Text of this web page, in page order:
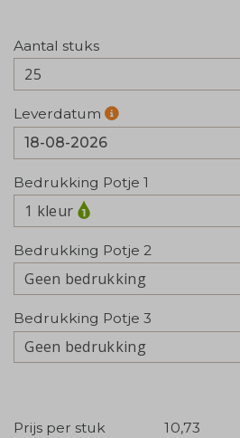
Aantal stuks
25
Leverdatum
Bedrukking Potje 1
1 kleur
Bedrukking Potje 2
Geen bedrukking
Bedrukking Potje 3
Geen bedrukking
Prijs per stuk
10,73